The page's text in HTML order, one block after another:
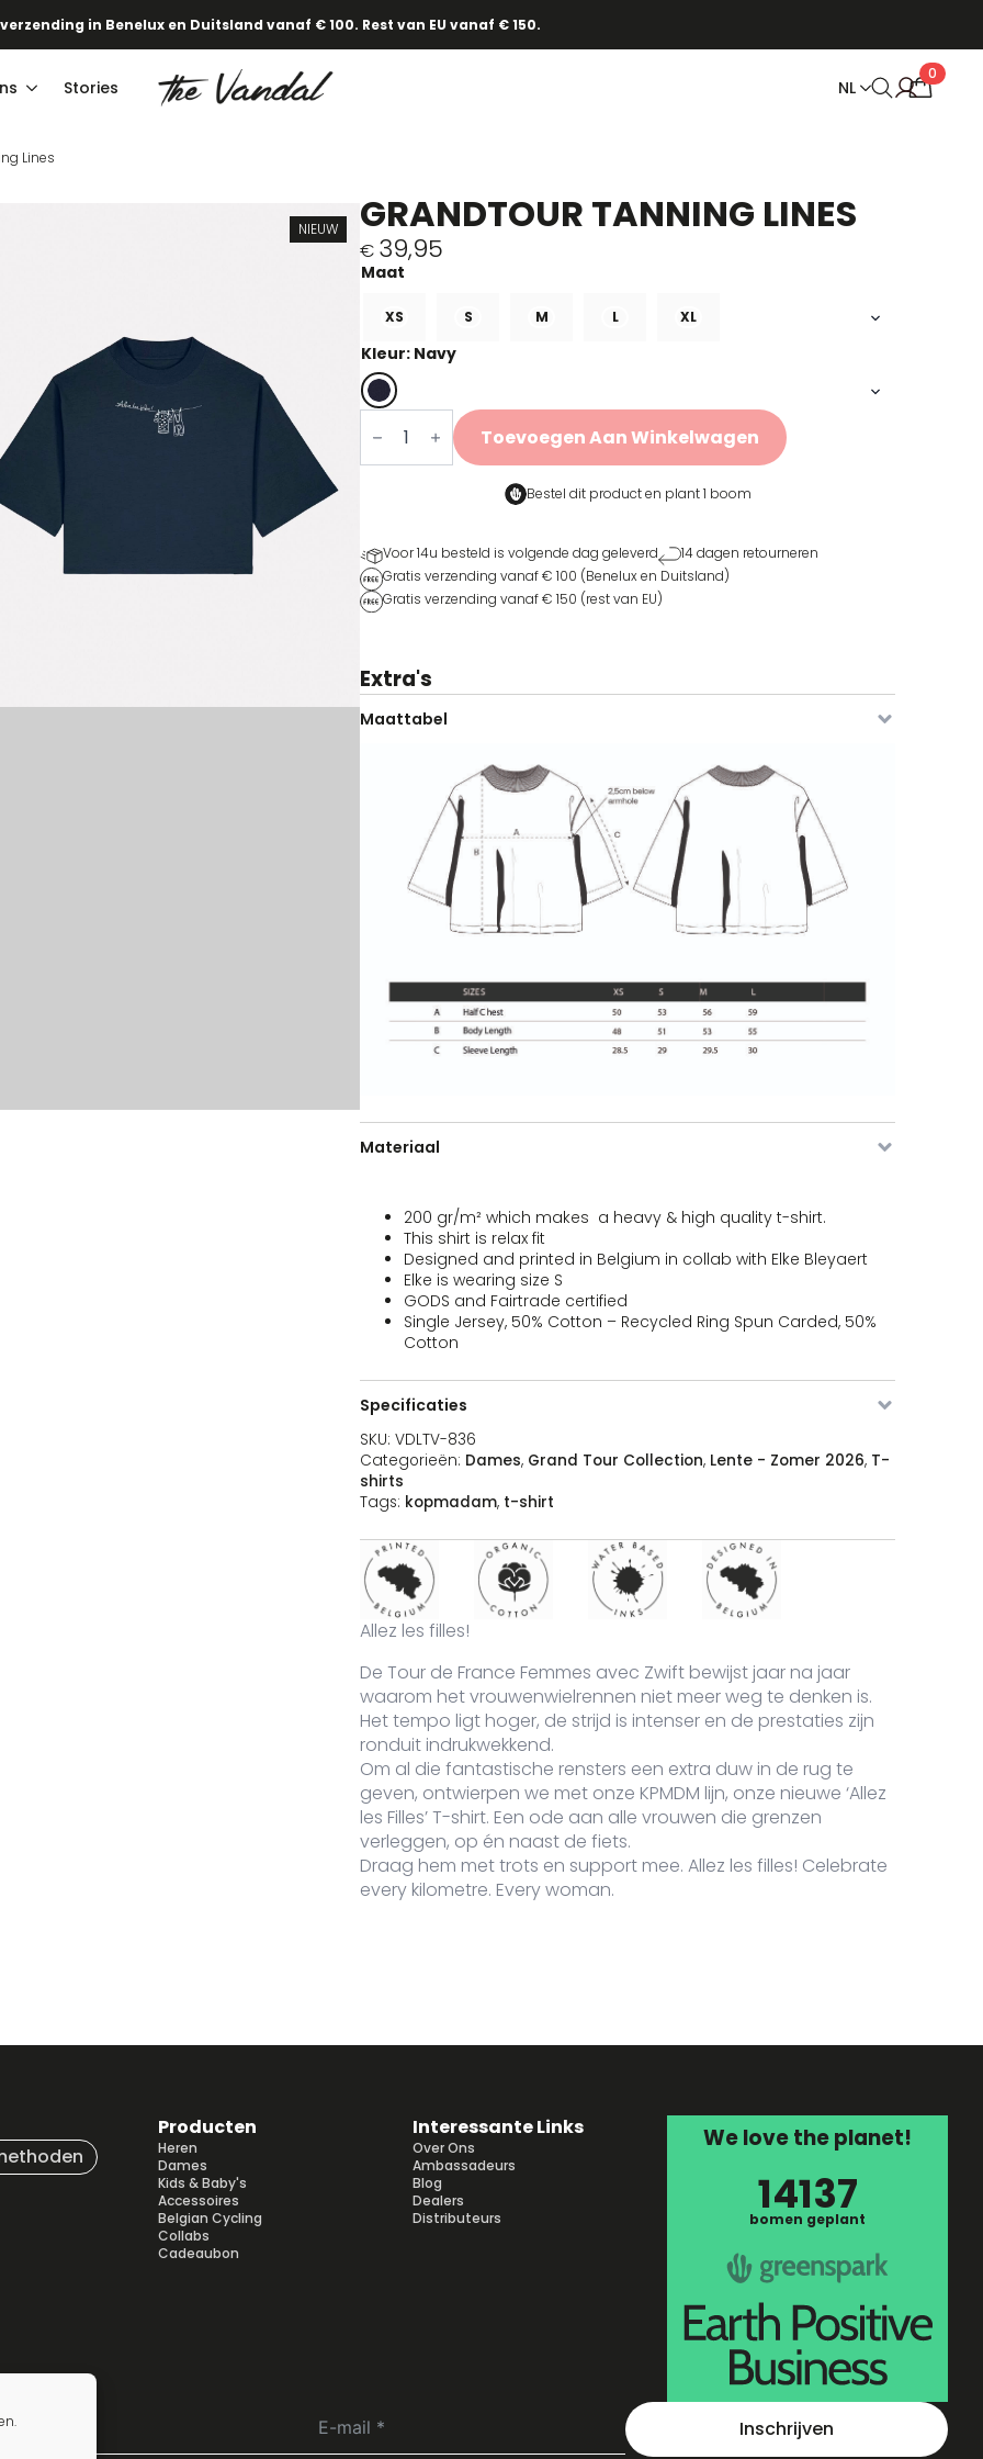
in Benelux en Duitsland vanaf € 100. Rest van EU vanaf € 150.
Stories NL
0
Lines
NIEUW GRANDTOUR TANNING LINES
€ 39,95
XS S M L XL
Kleur: Navy
Grandtour
Tanning
aantal
Toevoegen Aan Winkelwagen
Bestel dit product en plant 1 boom
Voor 14u besteld is volgende dag geleverd
14 dagen retourneren
Gratis verzending vanaf € 100 (Benelux en Duitsland)
Gratis verzending vanaf € 150 (rest van EU)
Extra's
Maattabel
Materiaal
200 gr/m² which makes a heavy & high quality t-shirt.
This shirt is relax fit
Designed and printed in Belgium in collab with Elke Bleyaert
Elke is wearing size S
GODS and Fairtrade certified
Single Jersey, 50% Cotton – Recycled Ring Spun Carded, 50%
Cotton
Specificaties
SKU: VDLTV-836
Categorieën: Dames, Grand Tour Collection, Lente - Zomer 2026, T-
shirts
Tags: kopmadam, t-shirt
Allez les filles!
De Tour de France Femmes avec Zwift bewijst jaar na jaar
waarom het vrouwenwielrennen niet meer weg te denken is.
Het tempo ligt hoger, de strijd is intenser en de prestaties zijn
ronduit indrukwekkend.
Om al die fantastische rensters een extra duw in de rug te
geven, ontwierpen we met onze KPMDM lijn, onze nieuwe ‘Allez
les Filles’ T-shirt. Een ode aan alle vrouwen die grenzen
verleggen, op én naast de fiets.
Draag hem met trots en support mee. Allez les filles! Celebrate
every kilometre. Every woman.
Producten
Heren
Dames
Kids & Baby's
Accessoires
Belgian Cycling
Collabs
Cadeaubon
Interessante Links
Over Ons
Ambassadeurs
Blog
Dealers
Distributeurs
We love the planet!
14137
bomen geplant
Inschrijven
Grandtour Tanning Lines aantal
836-NA-S Navy S Op voorraad
Grandtour Tanning Lines aantal
39,95
Grandtour Tanning Lines aantal
€ 39,95
Grandtour Tanning Lines aantal